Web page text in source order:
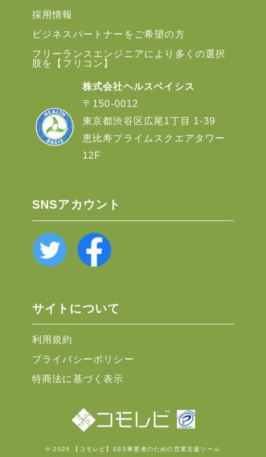
採用情報
ビジネスパートナーをご希望の方
フリーランスエンジニアにより多くの選択
肢を【フリコン】
株式会社ヘルスベイシス
〒150-0012
東京都渋谷区広尾1丁目 1-39
恵比寿プライムスクエアタワー
12F
SNSアカウント
サイトについて
利用規約
プライバシーポリシー
特商法に基づく表示
© 2026 【コモレビ】SES事業者のための営業支援ツール